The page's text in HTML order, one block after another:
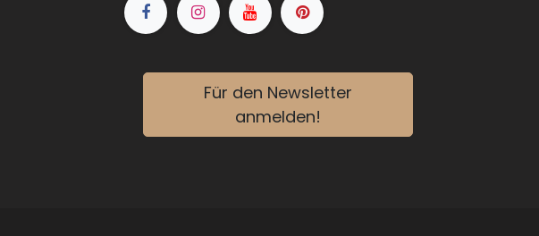
Für den Newsletter
anmelden!